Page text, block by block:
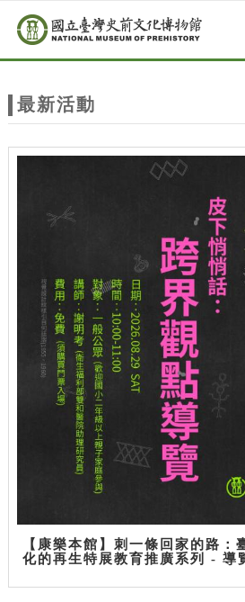
站
主
跳到主要內容
網站導覽
最新活動
【康樂本館】刺一條回家的路：
化的再生特展教育推廣系列 - 導